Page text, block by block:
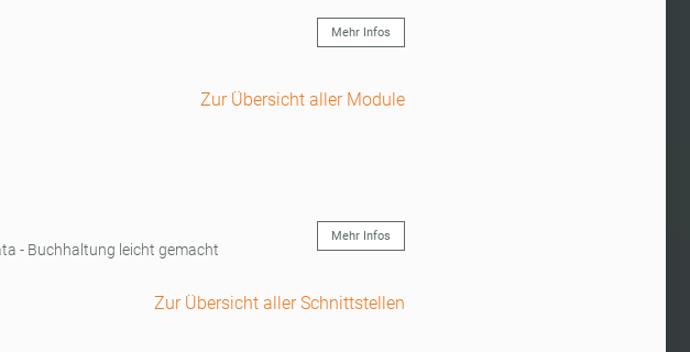
Mehr Infos
Zur Übersicht aller Module
- Buchhaltung leicht gemacht
Mehr Infos
Zur Übersicht aller Schnittstellen